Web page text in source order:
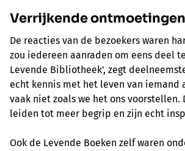
Verrijkende ontmoetingen
De reacties van de bezoekers waren
zou iedereen aanraden om eens deel
Levende Bibliotheek', zegt
echt kennis met het leven van iemand
vaak niet zoals we het ons voorstellen.
leiden tot meer begrip en zijn echt
Ook de Levende Boeken zelf waren